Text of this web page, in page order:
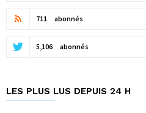
711 abonnés
5,106 abonnés
LES PLUS LUS DEPUIS 24 H